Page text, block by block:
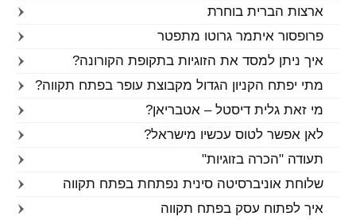
ארצות הברית בוחרת
פרופסור איתמר גרוטו מתפטר
איך ניתן למסד את הזוגיות בתקופת הקורונה?
מתי יפתח הקניון הגדול מקבוצת עופר בפתח תקווה?
מי זאת גלית דיסטל – אטבריאן?
לאן אפשר לטוס עכשיו מישראל?
תעודה "הכרה בזוגיות"
שלוחת אוניברסיטה סינית נפתחת בפתח תקווה
איך לפתוח עסק בפתח תקווה